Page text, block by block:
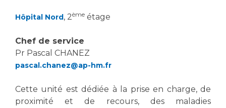
Hôpital Nord, 2ème étage
Chef de service
Pr Pascal CHANEZ
pascal.chanez@ap-hm.fr
Cette unité est dédiée à la prise en charge, de
proximité et de recours, des maladies